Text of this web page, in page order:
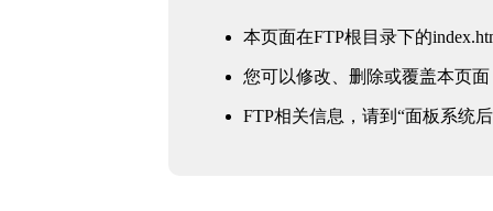
本页面在FTP根目录下的
您可以修改、删除或覆盖本页面
FTP相关信息，请到“面板系统